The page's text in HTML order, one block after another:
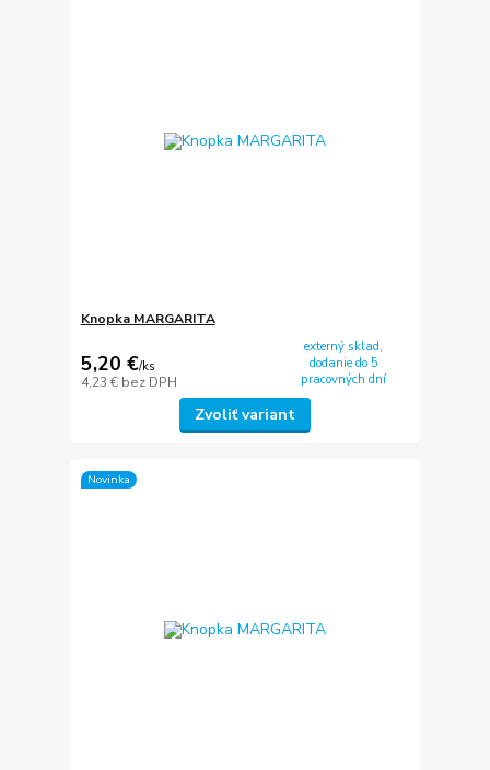
Knopka MARGARITA
5,20 €/ks
4,23 € bez DPH
externý sklad,
dodanie do 5
pracovných dní
Zvoliť variant
Novinka